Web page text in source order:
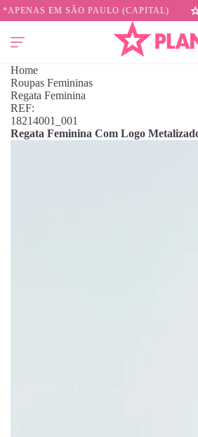
PAULO (CAPITAL) PARCELAMOS
Home
Roupas Femininas
Regata Feminina
REF:
18214001_001
Regata Feminina Com Logo